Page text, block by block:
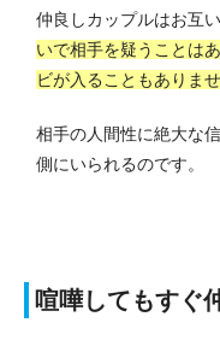
仲良しカップルはお互
いで相手を疑うことは
ビが入ることもありま
相手の人間性に絶大な
側にいられるのです。
喧嘩してもすぐ